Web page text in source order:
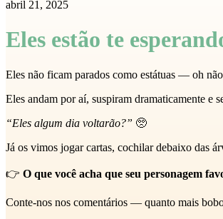
abril 21, 2025
Eles estão te
Eles não ficam parados como estátuas — oh
Eles andam por aí, suspiram dramaticamente e
“Eles algum dia voltarão?” 🥺
Já os vimos jogar cartas, cochilar debaixo das
👉 O que você acha que seu personagem
Conte-nos nos comentários — quanto mais